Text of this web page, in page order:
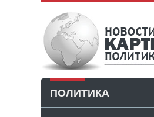
ПОЛИТИКА